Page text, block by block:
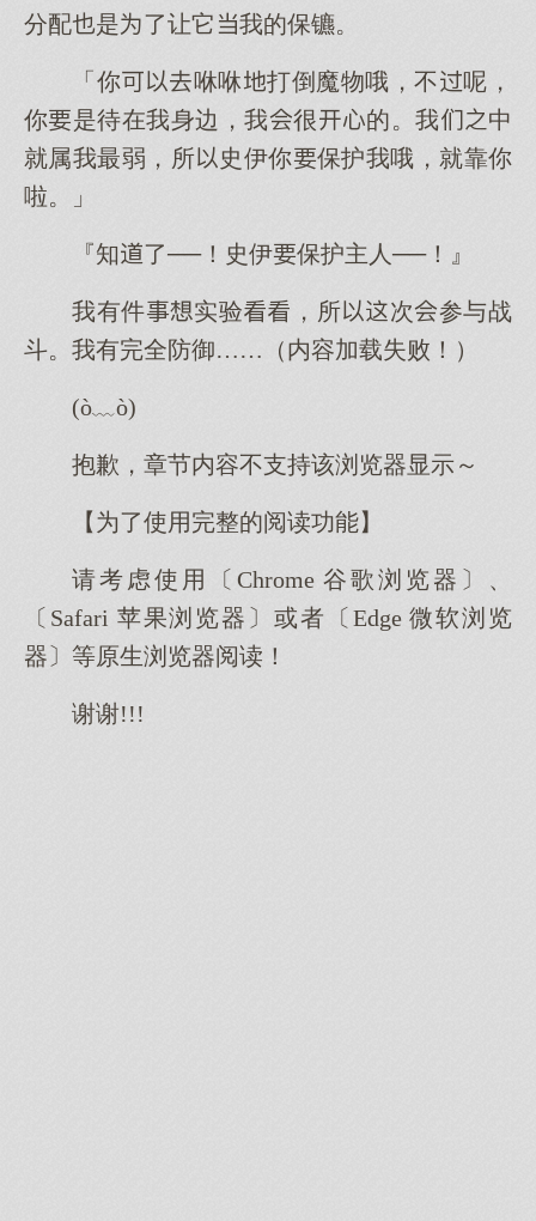
分配是了让它我的保镳。
「你咻咻打倒魔物哦，不呢，
你是待在我身边，我很的。我中
就属我最弱，所史伊你保护我哦，就靠你
啦。」
『知了──！史伊保护主人──！』
我有件实验，所次参与战
斗。我有完全防御……（内容加载失败！）
(ò﹏ò)
抱歉，章节内容不支持该浏览器显示～
【为了使用完整的阅读功能】
请考虑使用〔Chrome 谷歌浏览器〕、
〔Safari 苹果浏览器〕或者〔Edge 微软浏览
器〕等原生浏览器阅读！
谢谢!!!